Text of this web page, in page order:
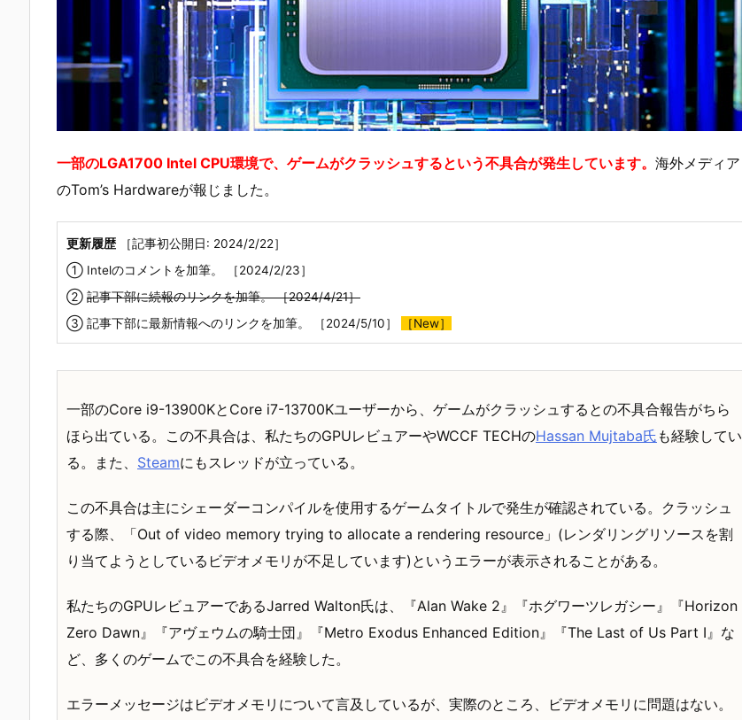
一部のLGA1700 Intel CPU環境で、ゲームがクラッシュするという不具合が発生しています。 海外メディア
のTom’s Hardwareが報じました。
更新履歴 ［記事初公開日: 2024/2/22］
① Intelのコメントを加筆。 ［2024/2/23］
② 記事下部に続報のリンクを加筆。 ［2024/4/21］
③ 記事下部に最新情報へのリンクを加筆。 ［2024/5/10］
［New］
一部のCore i9-13900KとCore i7-13700Kユーザーから、ゲームがクラッシュするとの不具合報告がちら
ほら出ている。この不具合は、私たちのGPUレビュアーやWCCF TECHのHassan Mujtaba氏 も経験してい
る。また、 Steamにもスレッドが立っている。
この不具合は主にシェーダーコンパイルを使用するゲームタイトルで発生が確認されている。クラッシュ
する際、「Out of video memory trying to allocate a rendering resource」(レンダリングリソースを割
り当てようとしているビデオメモリが不足しています)というエラーが表示されることがある。
私たちのGPUレビュアーであるJarred Walton氏は、『Alan Wake 2』『ホグワーツレガシー』『Horizon
Zero Dawn』『アヴェウムの騎士団』『Metro Exodus Enhanced Edition』『The Last of Us Part I』な
ど、多くのゲームでこの不具合を経験した。
エラーメッセージはビデオメモリについて言及しているが、実際のところ、ビデオメモリに問題はない。